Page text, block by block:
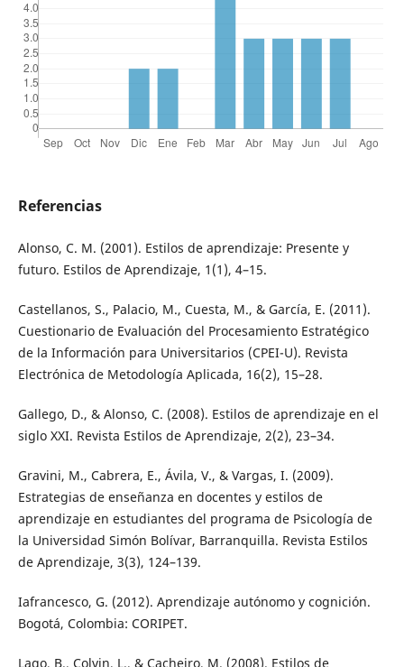
Referencias
Alonso, C. M. (2001). Estilos de aprendizaje: Presente y
futuro. Estilos de Aprendizaje, 1(1), 4–15.
Castellanos, S., Palacio, M., Cuesta, M., & García, E. (2011).
Cuestionario de Evaluación del Procesamiento Estratégico
de la Información para Universitarios (CPEI-U). Revista
Electrónica de Metodología Aplicada, 16(2), 15–28.
Gallego, D., & Alonso, C. (2008). Estilos de aprendizaje en el
siglo XXI. Revista Estilos de Aprendizaje, 2(2), 23–34.
Gravini, M., Cabrera, E., Ávila, V., & Vargas, I. (2009).
Estrategias de enseñanza en docentes y estilos de
aprendizaje en estudiantes del programa de Psicología de
la Universidad Simón Bolívar, Barranquilla. Revista Estilos
de Aprendizaje, 3(3), 124–139.
Iafrancesco, G. (2012). Aprendizaje autónomo y cognición.
Bogotá, Colombia: CORIPET.
Lago, B., Colvin, L., & Cacheiro, M. (2008). Estilos de